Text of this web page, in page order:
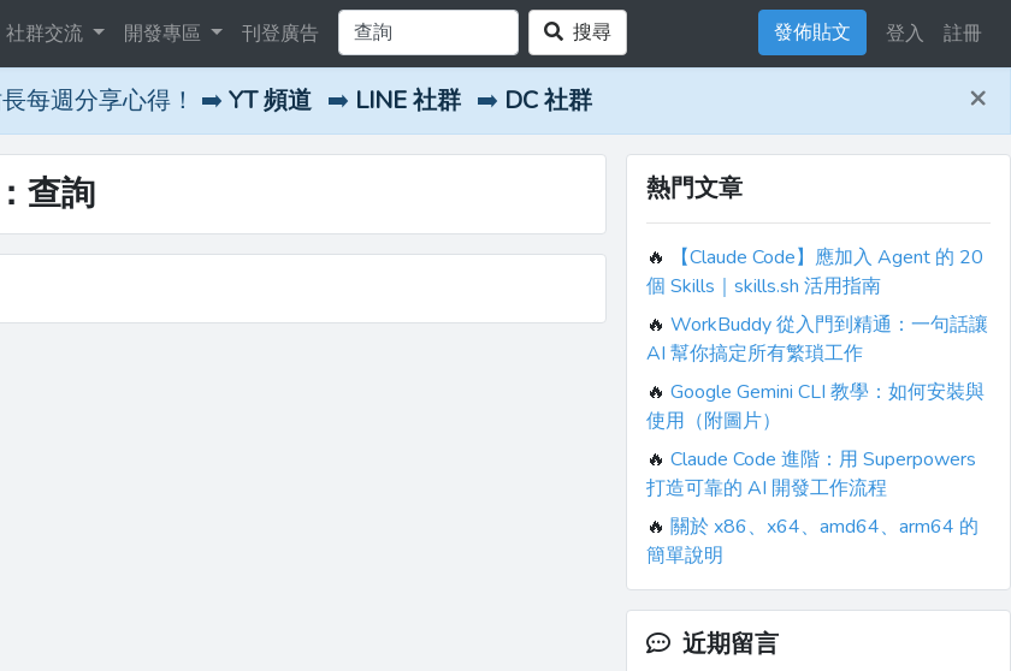
社群交流 開發專區 刊登廣告 搜尋 發佈貼文 登入 註冊
每週分享心得！ ➡️ YT 頻道 ➡️ LINE 社群 ➡️ DC 社群 ×
查詢 熱門文章
🔥
【Claude Code】應加入 Agent 的 20
個 Skills｜skills.sh 活用指南
🔥 WorkBuddy 從入門到精通：一句話讓
AI 幫你搞定所有繁瑣工作
🔥 Google Gemini CLI 教學：如何安裝與
使用（附圖片）
🔥 Claude Code 進階：用 Superpowers
打造可靠的 AI 開發工作流程
🔥 關於 x86、x64、amd64、arm64 的
簡單說明
近期留言